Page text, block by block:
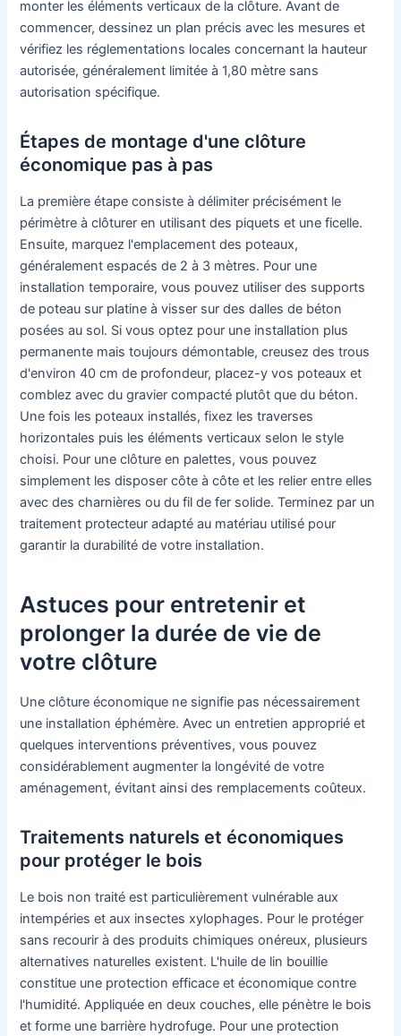
monter les éléments verticaux de la clôture. Avant de
commencer, dessinez un plan précis avec les mesures et
vérifiez les réglementations locales concernant la hauteur
autorisée, généralement limitée à 1,80 mètre sans
autorisation spécifique.
Étapes de montage d'une clôture
économique pas à pas
La première étape consiste à délimiter précisément le
périmètre à clôturer en utilisant des piquets et une ficelle.
Ensuite, marquez l'emplacement des poteaux,
généralement espacés de 2 à 3 mètres. Pour une
installation temporaire, vous pouvez utiliser des supports
de poteau sur platine à visser sur des dalles de béton
posées au sol. Si vous optez pour une installation plus
permanente mais toujours démontable, creusez des trous
d'environ 40 cm de profondeur, placez-y vos poteaux et
comblez avec du gravier compacté plutôt que du béton.
Une fois les poteaux installés, fixez les traverses
horizontales puis les éléments verticaux selon le style
choisi. Pour une clôture en palettes, vous pouvez
simplement les disposer côte à côte et les relier entre elles
avec des charnières ou du fil de fer solide. Terminez par un
traitement protecteur adapté au matériau utilisé pour
garantir la durabilité de votre installation.
Astuces pour entretenir et
prolonger la durée de vie de
votre clôture
Une clôture économique ne signifie pas nécessairement
une installation éphémère. Avec un entretien approprié et
quelques interventions préventives, vous pouvez
considérablement augmenter la longévité de votre
aménagement, évitant ainsi des remplacements coûteux.
Traitements naturels et économiques
pour protéger le bois
Le bois non traité est particulièrement vulnérable aux
intempéries et aux insectes xylophages. Pour le protéger
sans recourir à des produits chimiques onéreux, plusieurs
alternatives naturelles existent. L'huile de lin bouillie
constitue une protection efficace et économique contre
l'humidité. Appliquée en deux couches, elle pénètre le bois
et forme une barrière hydrofuge. Pour une protection